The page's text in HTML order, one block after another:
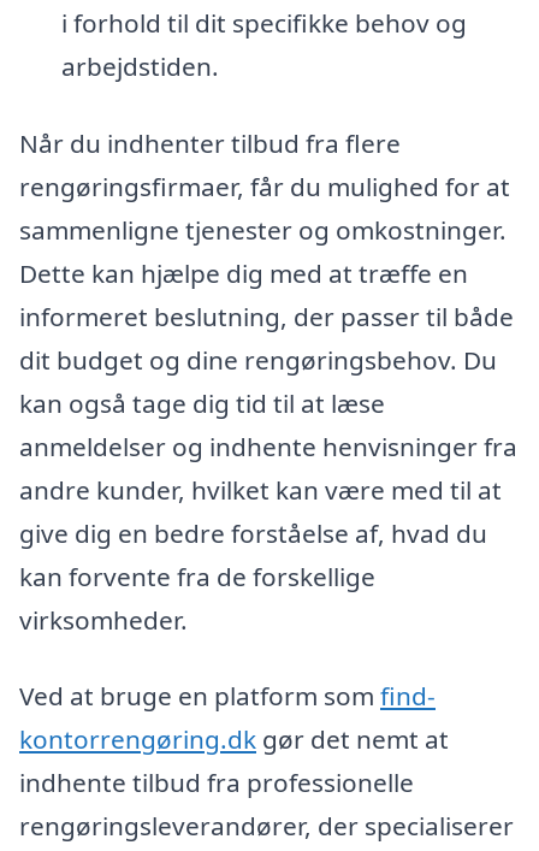
i forhold til dit specifikke behov og
arbejdstiden.
Når du indhenter tilbud fra flere
rengøringsfirmaer, får du mulighed for at
sammenligne tjenester og omkostninger.
Dette kan hjælpe dig med at træffe en
informeret beslutning, der passer til både
dit budget og dine rengøringsbehov. Du
kan også tage dig tid til at læse
anmeldelser og indhente henvisninger fra
andre kunder, hvilket kan være med til at
give dig en bedre forståelse af, hvad du
kan forvente fra de forskellige
virksomheder.
Ved at bruge en platform som find-
kontorrengøring.dk gør det nemt at
indhente tilbud fra professionelle
rengøringsleverandører, der specialiserer